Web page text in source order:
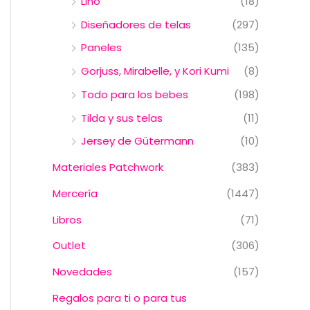
Diseñadores de telas
(297)
Paneles
(135)
Gorjuss, Mirabelle, y Kori Kumi
(8)
Todo para los bebes
(198)
Tilda y sus telas
(11)
Jersey de Gütermann
(10)
Materiales Patchwork
(383)
Mercería
(1447)
Libros
(71)
Outlet
(306)
Novedades
(157)
Regalos para ti o para tus